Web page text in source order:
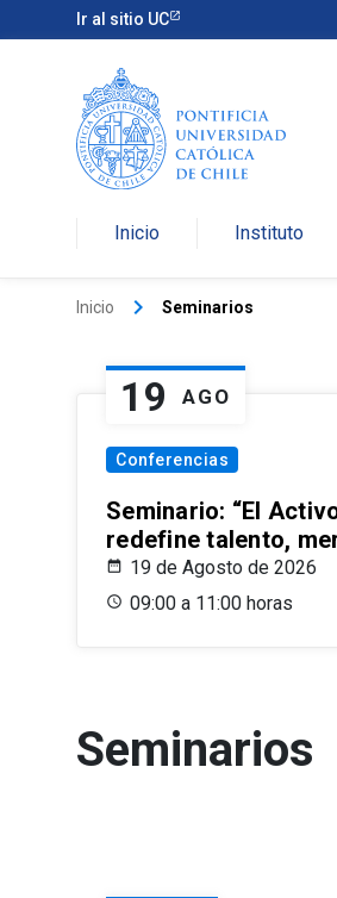
Ir al sitio UC
Inicio Instituto
Inicio keyboard_arrow_right Seminarios
19 AGO
Conferencias
Seminario: “El
redefine talento,
19 de Agosto de 2026
09:00 a 11:00 horas
Seminarios